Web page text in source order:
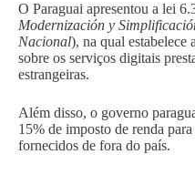
O Paraguai apresentou a lei
Modernización y
Nacional), na qual estabelece
sobre os serviços digitais
estrangeiras.
Além disso, o governo
15% de imposto de renda
fornecidos de fora do país.